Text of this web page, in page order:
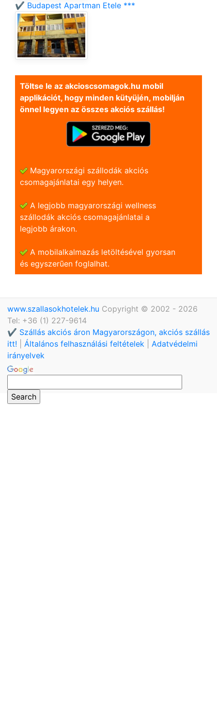
✔️ Budapest Apartman Etele ***
Töltse le az akcioscsomagok.hu mobil
applikációt, hogy minden kütyüjén, mobilján
önnel legyen az összes akciós szállás!
Magyarországi szállodák akciós
csomagajánlatai egy helyen.
A legjobb magyarországi wellness
szállodák akciós csomagajánlatai a
legjobb árakon.
A mobilalkalmazás letöltésével gyorsan
és egyszerũen foglalhat.
www.szallasokhotelek.hu Copyright © 2002 - 2026
Tel: +36 (1) 227-9614
✔️ Szállás akciós áron Magyarországon, akciós szállás
itt!
Általános felhasználási feltételek
Adatvédelmi
irányelvek